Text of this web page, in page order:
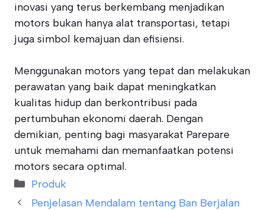
inovasi yang terus berkembang menjadikan
motors bukan hanya alat transportasi, tetapi
juga simbol kemajuan dan efisiensi.
Menggunakan motors yang tepat dan melakukan
perawatan yang baik dapat meningkatkan
kualitas hidup dan berkontribusi pada
pertumbuhan ekonomi daerah. Dengan
demikian, penting bagi masyarakat Parepare
untuk memahami dan memanfaatkan potensi
motors secara optimal.
Categories
Produk
Penjelasan Mendalam tentang Ban Berjalan